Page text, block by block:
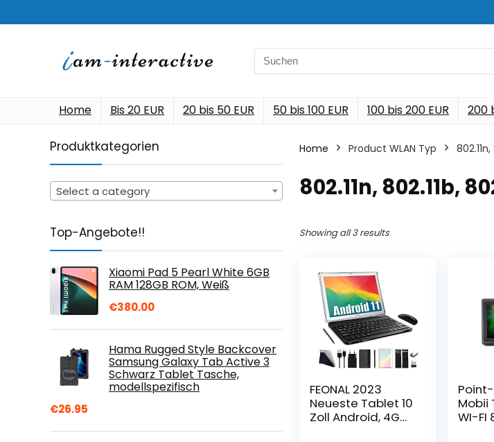
Search
for:
Home Bis 20 EUR 20 bis 50 EUR 50 bis 100 EUR 100 bis 200 EUR 200
Produktkategorien
Select a category
Top-Angebote!!
Xiaomi Pad 5 Pearl White 6GB
RAM 128GB ROM, Weiß
€380.00
Hama Rugged Style Backcover
Samsung Galaxy Tab Active 3
Schwarz Tablet Tasche,
modellspezifisch
€26.95
Home Product WLAN Typ ‎802.11n,
‎802.11n, 802.11b,
Showing all 3 results
FEONAL 2023
Neueste Tablet 10
Zoll Android, 4G
Mobii
WI-FI